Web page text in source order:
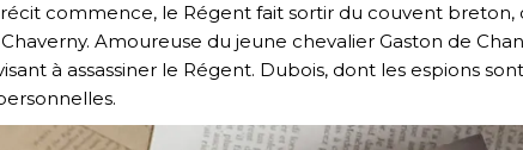
commence, le Régent fait sortir du couvent
Amoureuse du jeune chevalier Gaston de
à assassiner le Régent. Dubois, dont les espions